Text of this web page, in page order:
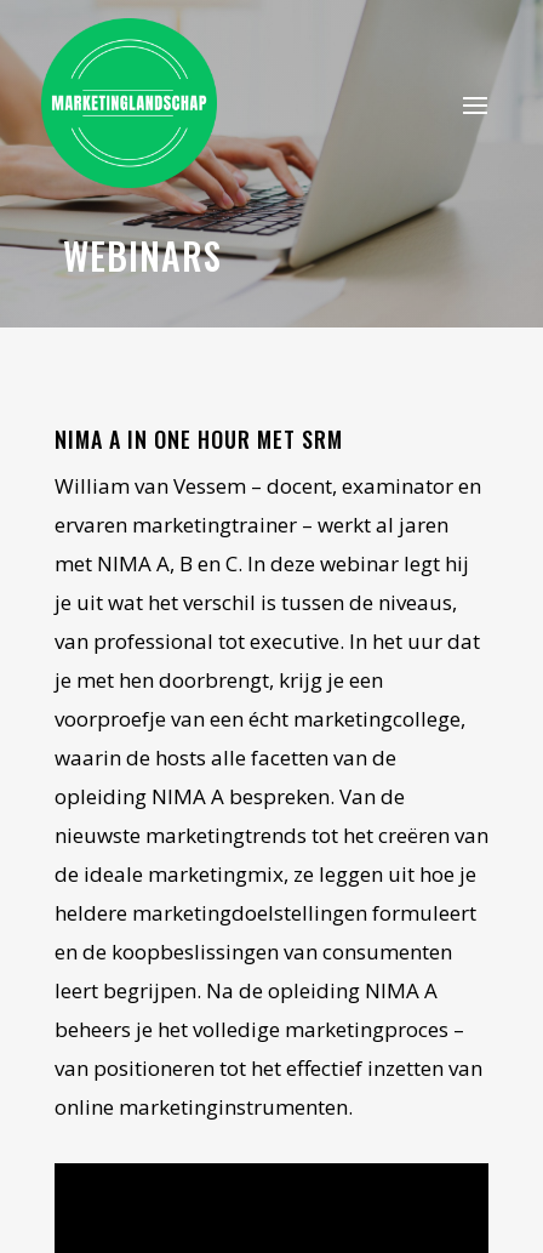
WEBINARS
NIMA A IN ONE HOUR MET SRM
William van Vessem – docent, examinator en
ervaren marketingtrainer – werkt al jaren
met NIMA A, B en C. In deze webinar legt hij
je uit wat het verschil is tussen de niveaus,
van professional tot executive. In het uur dat
je met hen doorbrengt, krijg je een
voorproefje van een écht marketingcollege,
waarin de hosts alle facetten van de
opleiding NIMA A bespreken. Van de
nieuwste marketingtrends tot het creëren van
de ideale marketingmix, ze leggen uit hoe je
heldere marketingdoelstellingen formuleert
en de koopbeslissingen van consumenten
leert begrijpen. Na de opleiding NIMA A
beheers je het volledige marketingproces –
van positioneren tot het effectief inzetten van
online marketinginstrumenten.